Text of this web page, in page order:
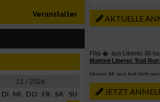
Veranstalter
11 / 2026
DI MI DO FR SA
SU
AKTUELLE
JETZT